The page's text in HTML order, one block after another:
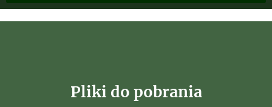
Pliki do pobrania